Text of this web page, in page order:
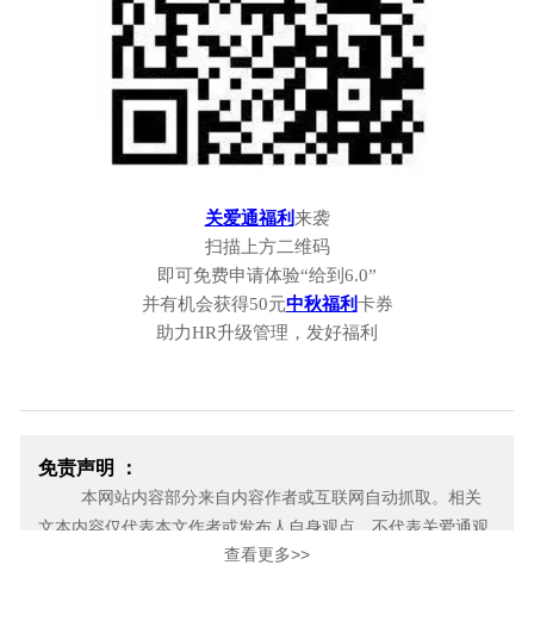
关爱通福利来袭
扫描上方二维码
即可免费申请体验“给到6.0”
并有机会获得50元中秋福利卡券
助力HR升级管理，发好福利
免责声明 ：
本网站内容部分来自内容作者或互联网自动抓取。相关
文本内容仅代表本文作者或发布人自身观点，不代表关爱通观
点或立场。关爱通力求此信息所述内容及观点的客观公正，但
查看更多>>